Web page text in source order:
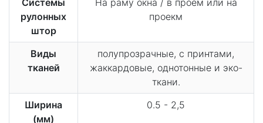
рулонных
штор
проекм
Виды
тканей
полупрозрачные, с принтами,
жаккардовые, однотонные и эко-
ткани.
Ширина
(мм)
0.5 - 2,5